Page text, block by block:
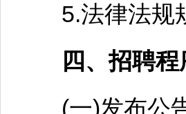
5.法律法规规
四、招聘程
(一)发布公